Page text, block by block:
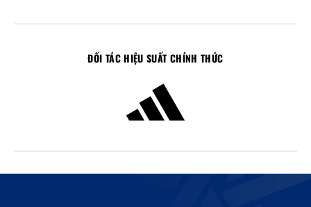
ĐỐI TÁC HIỆU SUẤT CHÍNH THỨC